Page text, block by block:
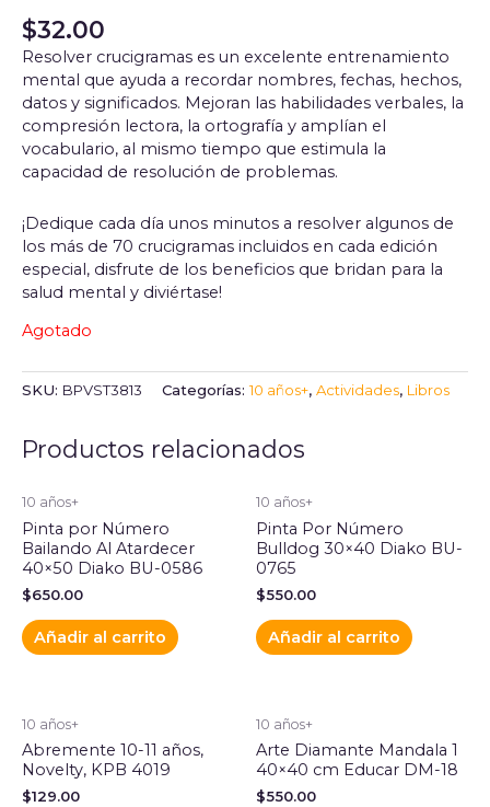
$32.00
Resolver crucigramas es un excelente entrenamiento
mental que ayuda a recordar nombres, fechas, hechos,
datos y significados. Mejoran las habilidades verbales, la
compresión lectora, la ortografía y amplían el
vocabulario, al mismo tiempo que estimula la
capacidad de resolución de problemas.
¡Dedique cada día unos minutos a resolver algunos de
los más de 70 crucigramas incluidos en cada edición
especial, disfrute de los beneficios que bridan para la
salud mental y diviértase!
Agotado
SKU: BPVST3813 Categorías:10 años+, Actividades, Libros
Productos relacionados
10 años+
Pinta por Número
Bailando Al Atardecer
40×50 Diako BU-0586
$650.00
Añadir al carrito
10 años+
Pinta Por Número
Bulldog 30×40 Diako BU-
0765
$550.00
Añadir al carrito
10 años+
Abremente 10-11 años,
Novelty, KPB 4019
$129.00
10 años+
Arte Diamante Mandala 1
40×40 cm Educar DM-18
$550.00